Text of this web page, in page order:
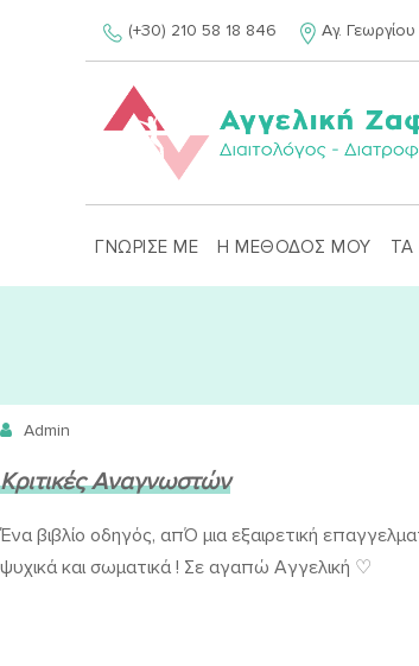
(+30) 210 58 18 846 Αγ.
ΓΝΩΡΙΣΕ ΜΕ Η ΜΕΘΟΔΟΣ ΜΟΥ ΤΑ
Admin
Κριτικές Αναγνωστών
Ένα βιβλίο οδηγός, απΌ μια εξαιρετική
ψυχικά και σωματικά ! Σε αγαπώ Αγγελική ♡